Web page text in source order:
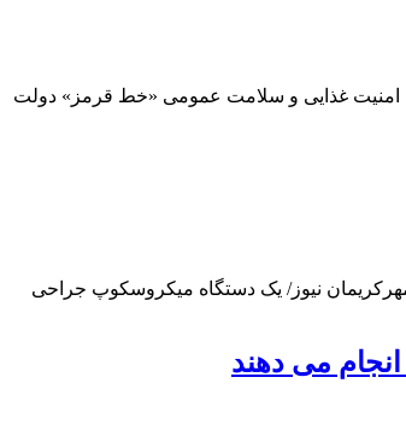
امنیت غذایی و سلامت عمومی «خط قرمز» دولت
نیوز/ یک دستگاه میکروسکوپ جراحی